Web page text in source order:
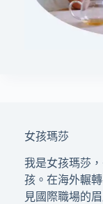
女孩瑪莎
我是女孩瑪莎
孩。在海外輾
見國際職場的